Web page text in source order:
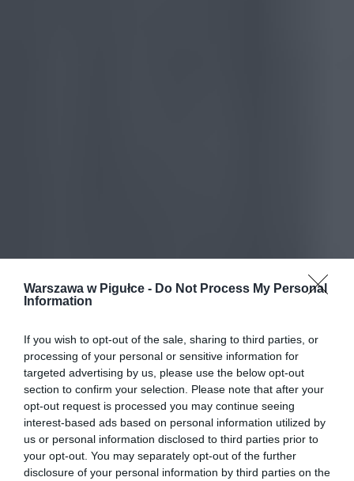
Warszawa w Pigułce - Do Not Process My Personal
Information
If you wish to opt-out of the sale, sharing to third parties, or
processing of your personal or sensitive information for
targeted advertising by us, please use the below opt-out
section to confirm your selection. Please note that after your
opt-out request is processed you may continue seeing
interest-based ads based on personal information utilized by
us or personal information disclosed to third parties prior to
your opt-out. You may separately opt-out of the further
disclosure of your personal information by third parties on the